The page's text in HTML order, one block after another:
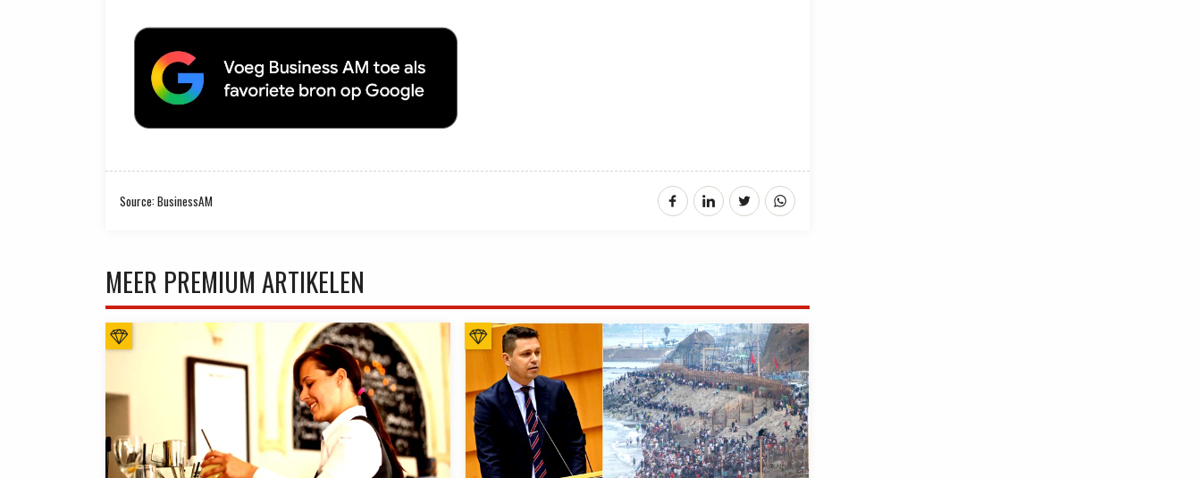
Source: BusinessAM
MEER PREMIUM ARTIKELEN